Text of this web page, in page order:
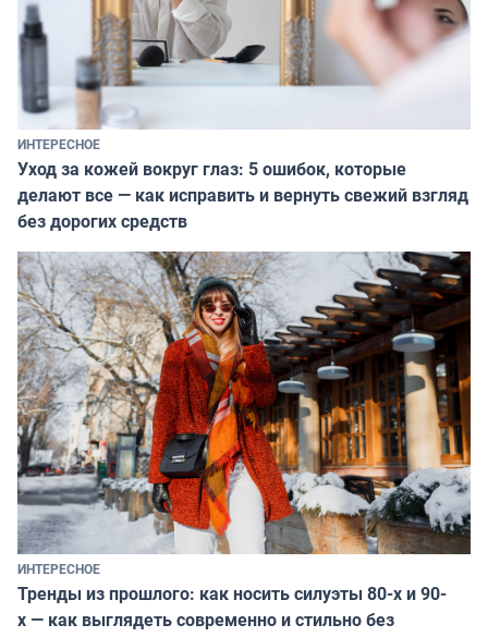
ИНТЕРЕСНОЕ
Уход за кожей вокруг глаз: 5 ошибок, которые
делают все — как исправить и вернуть свежий взгляд
без дорогих средств
ИНТЕРЕСНОЕ
Тренды из прошлого: как носить силуэты 80-х и 90-
х — как выглядеть современно и стильно без